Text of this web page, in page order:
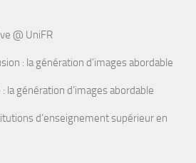
@ UniFR
: la génération d’images abordable
la génération d’images abordable
d’enseignement supérieur en